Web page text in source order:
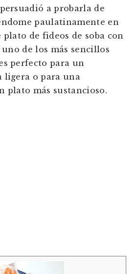
a probarla de
paulatinamente en
plato de fideos de soba con
uno de los más sencillos
perfecto para un
ligera o para una
plato más sustancioso.